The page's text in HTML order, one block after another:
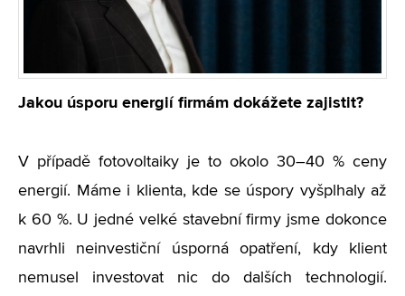
Jakou úsporu energií firmám dokážete zajistit?
V případě fotovoltaiky je to okolo 30–40 % ceny
energií. Máme i klienta, kde se úspory vyšplhaly až
k 60 %. U jedné velké stavební firmy jsme dokonce
navrhli neinvestiční úsporná opatření, kdy klient
nemusel investovat nic do dalších technologií.